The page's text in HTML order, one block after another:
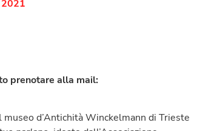
prenotare alla mail:
d’Antichità Winckelmann di Trieste